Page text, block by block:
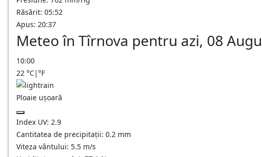
Răsărit: 05:52
Apus: 20:37
Meteo în Tîrnova pentru azi, 08
10:00
22 °C|°F
Ploaie ușoară
Index UV: 2.9
Cantitatea de precipitații: 0.2 mm
Viteza vântului: 5.5 m/s